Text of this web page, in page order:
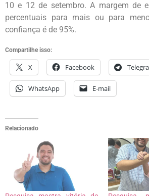
10 e 12 de setembro. A margem de
percentuais para mais ou para
confiança é de 95%.
Compartilhe isso:
X Facebook
WhatsApp E-mail
Relacionado